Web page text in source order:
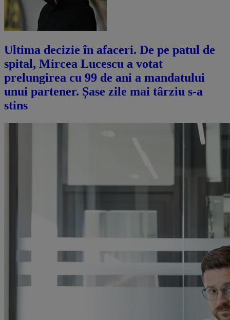
Ultima decizie în afaceri. De pe patul de
spital, Mircea Lucescu a votat
prelungirea cu 99 de ani a mandatului
unui partener. Șase zile mai târziu s-a
stins